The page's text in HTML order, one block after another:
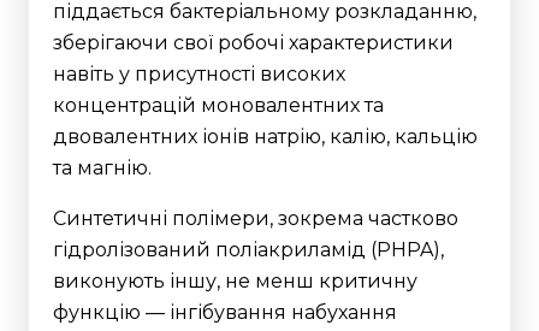
піддається бактеріальному розкладанню,
зберігаючи свої робочі характеристики
навіть у присутності високих
концентрацій моновалентних та
двовалентних іонів натрію, калію, кальцію
та магнію.
Синтетичні полімери, зокрема частково
гідролізований поліакриламід (PHPA),
виконують іншу, не менш критичну
функцію — інгібування набухання